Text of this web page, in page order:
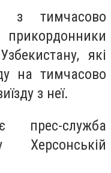
з тимчасово
які
на тимчасово
з неї.
служба
Херсонській